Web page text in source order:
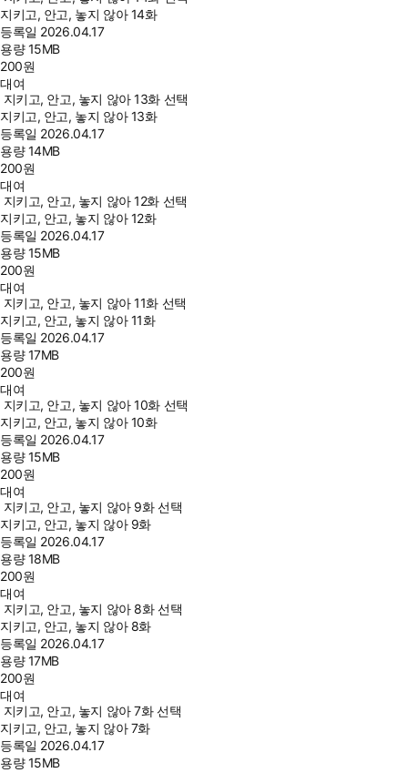
지키고, 안고, 놓지 않아 14화
등록일 2026.04.17
용량15MB
200원
대여
지키고, 안고, 놓지 않아 13화 선택
지키고, 안고, 놓지 않아 13화
등록일 2026.04.17
용량14MB
200원
대여
지키고, 안고, 놓지 않아 12화 선택
지키고, 안고, 놓지 않아 12화
등록일 2026.04.17
용량15MB
200원
대여
지키고, 안고, 놓지 않아 11화 선택
지키고, 안고, 놓지 않아 11화
등록일 2026.04.17
용량17MB
200원
대여
지키고, 안고, 놓지 않아 10화 선택
지키고, 안고, 놓지 않아 10화
등록일 2026.04.17
용량15MB
200원
대여
지키고, 안고, 놓지 않아 9화 선택
지키고, 안고, 놓지 않아 9화
등록일 2026.04.17
용량18MB
200원
대여
지키고, 안고, 놓지 않아 8화 선택
지키고, 안고, 놓지 않아 8화
등록일 2026.04.17
용량17MB
200원
대여
지키고, 안고, 놓지 않아 7화 선택
지키고, 안고, 놓지 않아 7화
등록일 2026.04.17
용량15MB